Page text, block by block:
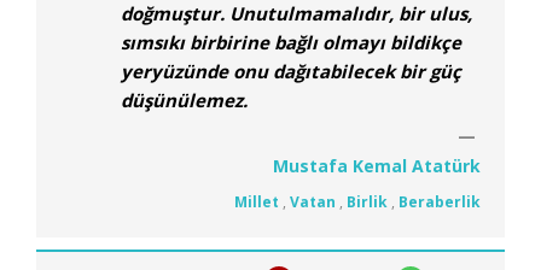
doğmuştur. Unutulmamalıdır, bir ulus,
sımsıkı birbirine bağlı olmayı bildikçe
yeryüzünde onu dağıtabilecek bir güç
düşünülemez.
Mustafa Kemal Atatürk
Millet , Vatan , Birlik , Beraberlik